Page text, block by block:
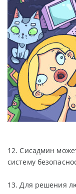
12. Сисадмин
систему
13. Для решения